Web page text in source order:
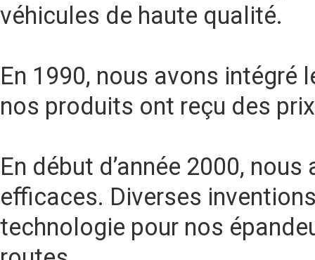
véhicules de haute qualité.
En 1990, nous avons
nos produits ont reçu des
En début d’année 2000,
efficaces. Diverses
technologie pour nos